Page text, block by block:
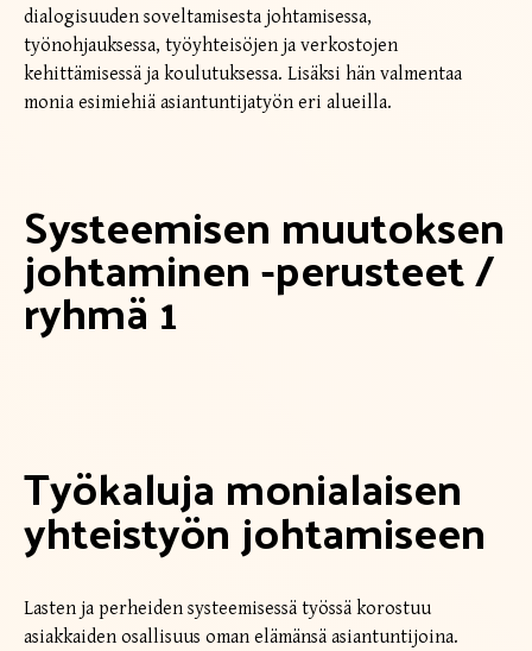
dialogisuuden soveltamisesta johtamisessa,
työnohjauksessa, työyhteisöjen ja verkostojen
kehittämisessä ja koulutuksessa. Lisäksi hän valmentaa
monia esimiehiä asiantuntijatyön eri alueilla.
Systeemisen muutoksen
johtaminen -perusteet /
ryhmä 1
Työkaluja monialaisen
yhteistyön johtamiseen
Lasten ja perheiden systeemisessä työssä korostuu
asiakkaiden osallisuus oman elämänsä asiantuntijoina.